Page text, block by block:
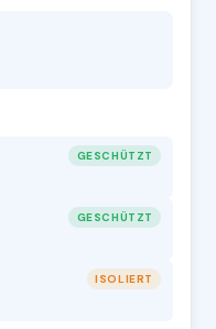
GESCHÜTZT
GESCHÜTZT
ISOLIERT